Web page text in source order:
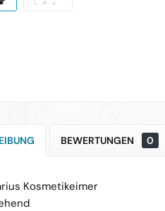
BEWERTUNGEN 0
Kosmetikeimer